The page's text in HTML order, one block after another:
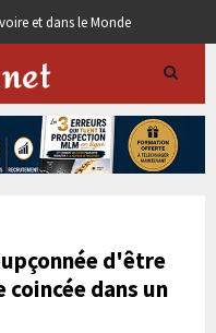
et dans le Monde
d'être
dans un